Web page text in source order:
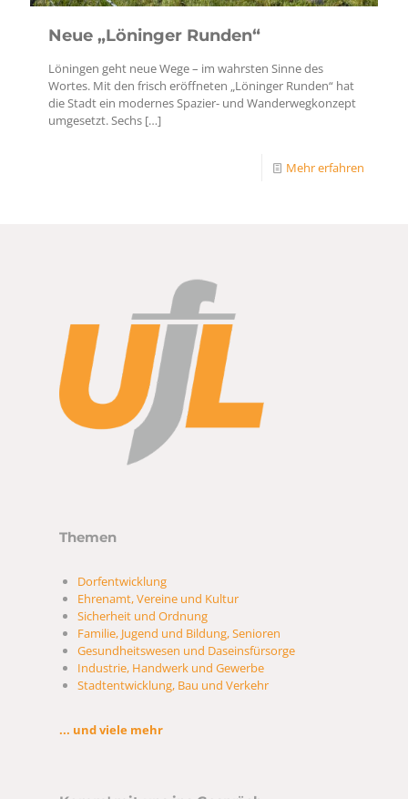
Neue „Löninger Runden“
Löningen geht neue Wege – im wahrsten Sinne des
Wortes. Mit den frisch eröffneten „Löninger Runden“ hat
die Stadt ein modernes Spazier- und Wanderwegkonzept
umgesetzt. Sechs […]
Mehr erfahren
Themen
Dorfentwicklung
Ehrenamt, Vereine und Kultur
Sicherheit und Ordnung
Familie, Jugend und Bildung, Senioren
Gesundheitswesen und Daseinsfürsorge
Industrie, Handwerk und Gewerbe
Stadtentwicklung, Bau und Verkehr
... und viele mehr